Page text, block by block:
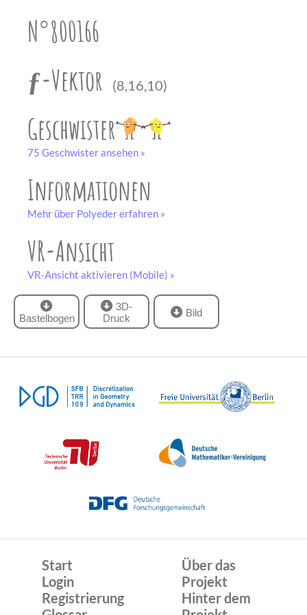
N°800166
ƒ-Vektor
(8,16,10)
Geschwister
75 Geschwister ansehen »
Informationen
Mehr über Polyeder erfahren »
VR-Ansicht
VR-Ansicht aktivieren (Mobile) »
Bastelbogen
3D-
Druck
Bild
Start
Login
Registrierung
Über das
Projekt
Hinter dem